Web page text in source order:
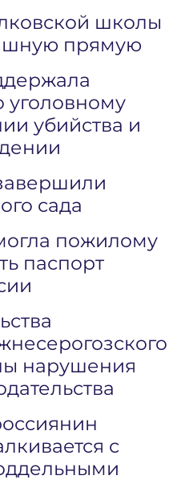
школы
прямую
уголовному
убийства и
сада
пожилому
паспорт
нарушения
с